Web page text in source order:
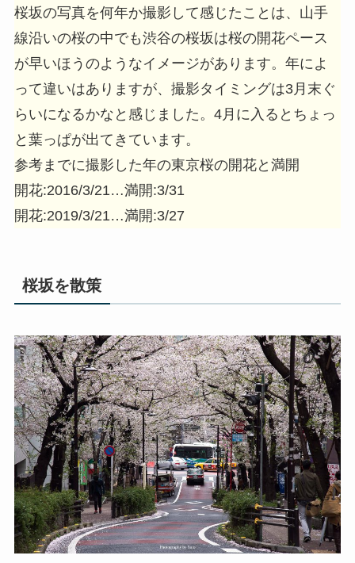
桜坂の写真を何年か撮影して感じたことは、山手
線沿いの桜の中でも渋谷の桜坂は桜の開花ペース
が早いほうのようなイメージがあります。年によ
って違いはありますが、撮影タイミングは3月末ぐ
らいになるかなと感じました。4月に入るとちょっ
と葉っぱが出てきています。
参考までに撮影した年の東京桜の開花と満開
開花:2016/3/21…満開:3/31
開花:2019/3/21…満開:3/27
桜坂を散策